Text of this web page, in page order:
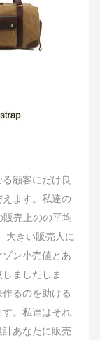
顧客にだけ良
ます。私達の
売上のの平均
大きい販売人に
ン小売値とあ
ましたしま
るのを助ける
。 私達はそれ
あなたに販売